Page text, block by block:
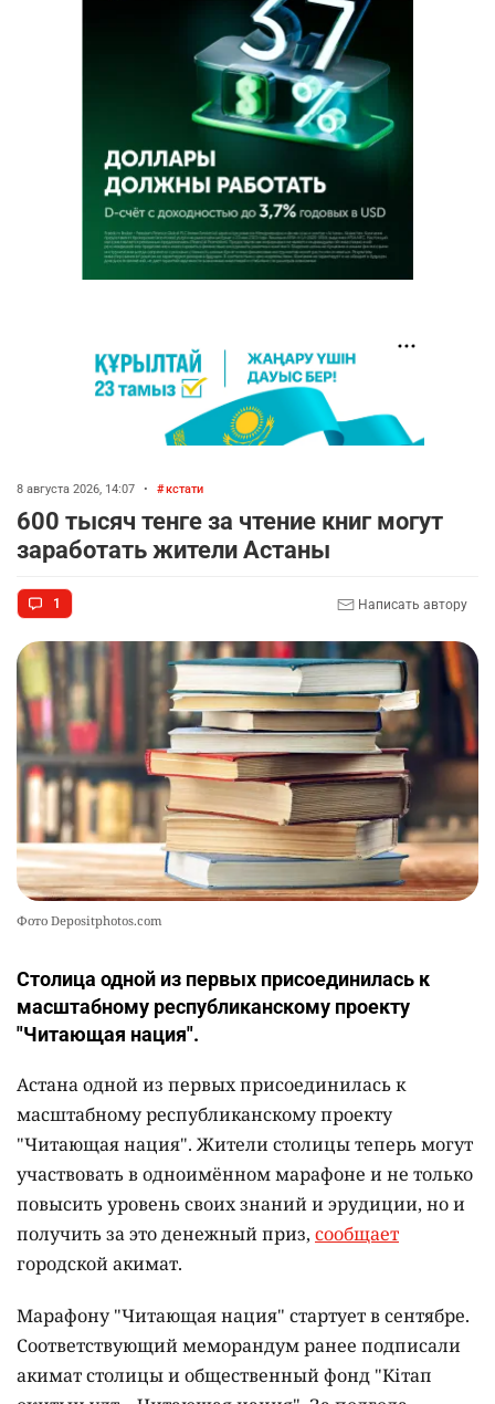
8 августа 2026, 14:07 • кстати
600 тысяч тенге за чтение книг могут
заработать жители Астаны
1 Написать автору
Фото Depositphotos.com
Столица одной из первых присоединилась к
масштабному республиканскому проекту
"Читающая нация".
Астана одной из первых присоединилась к
масштабному республиканскому проекту
"Читающая нация". Жители столицы теперь могут
участвовать в одноимённом марафоне и не только
повысить уровень своих знаний и эрудиции, но и
получить за это денежный приз, сообщает
городской акимат.
Марафону "Читающая нация" стартует в сентябре.
Соответствующий меморандум ранее подписали
акимат столицы и общественный фонд "Кітап